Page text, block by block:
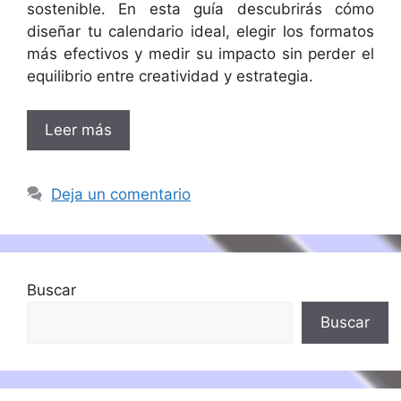
sostenible. En esta guía descubrirás cómo
diseñar tu calendario ideal, elegir los formatos
más efectivos y medir su impacto sin perder el
equilibrio entre creatividad y estrategia.
Leer más
Deja un comentario
Buscar
Buscar